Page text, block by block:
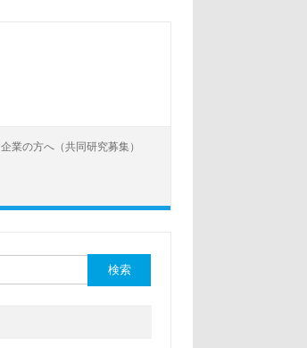
企業の方へ（共同研究募集）